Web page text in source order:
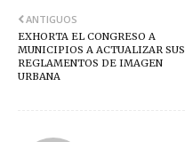
ANTIGUOS
EXHORTA EL CONGRESO A
MUNICIPIOS A ACTUALIZAR SUS
REGLAMENTOS DE IMAGEN
URBANA